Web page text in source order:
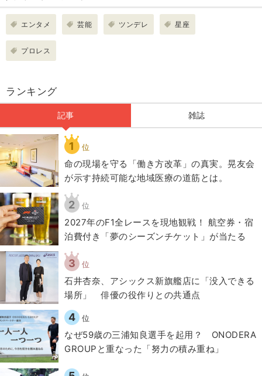
エンタメ 芸能 ツンデレ 星座
プロレス
ランキング
記事 雑誌
1 位
​命の現場を守る「働き方改革」の真実。晃友会
が示す持続可能な地域医療の道筋とは。
2 位
2027年のF1全レースを現地観戦！ 航空券・宿
泊費付き「夢のシーズンチケット」が当たる
3 位
石井杏奈、アシックス新旗艦店に「没入できる
場所」 俳優の役作りとの共通点
4 位
なぜ59歳の三浦知良選手を起用？ ONODERA
GROUPと重なった「努力の積み重ね」